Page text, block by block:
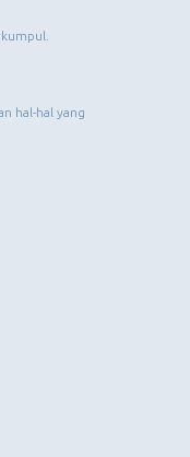
hal-hal yang